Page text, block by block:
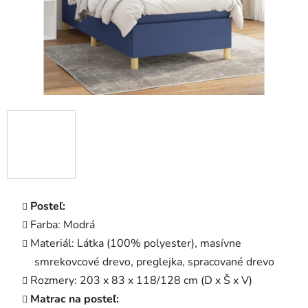
Posteľ:
Farba: Modrá
Materiál: Látka (100% polyester), masívne
smrekovcové drevo, preglejka, spracované drevo
Rozmery: 203 x 83 x 118/128 cm (D x Š x V)
Matrac na posteľ: